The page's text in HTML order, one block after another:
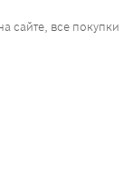
сайте, все покупки